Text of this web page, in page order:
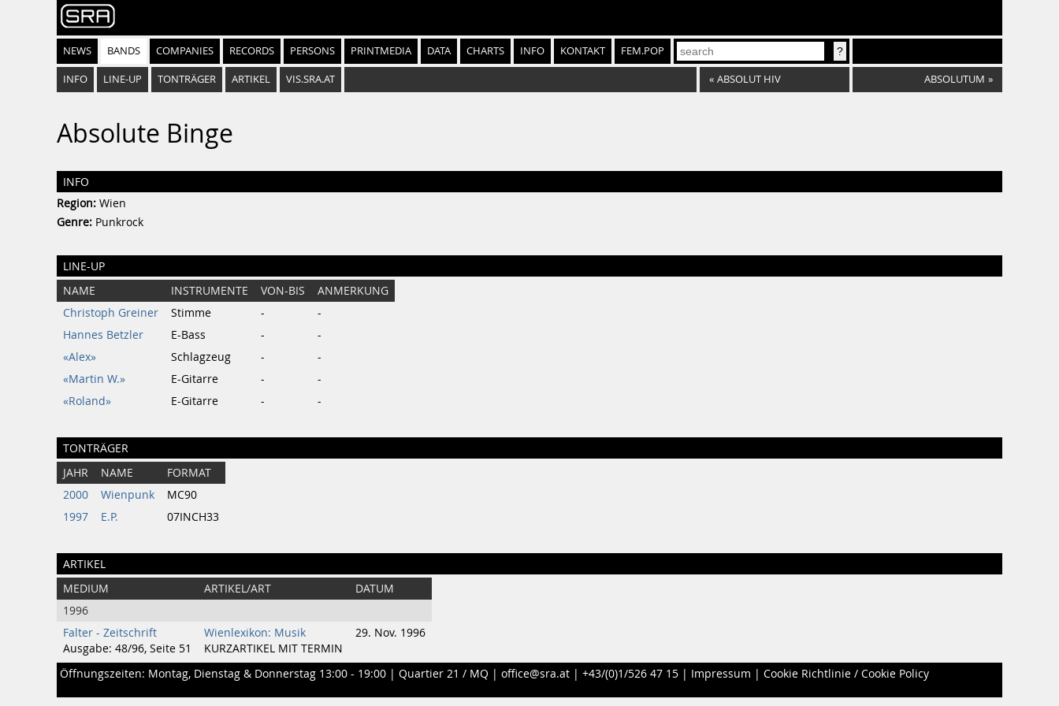
NEWS BANDS COMPANIES RECORDS PERSONS PRINTMEDIA DATA CHARTS INFO KONTAKT FEM.POP
INFO LINE-UP TONTRÄGER ARTIKEL VIS.SRA.AT « ABSOLUT HIV ABSOLUTUM »
Absolute Binge
INFO
Region: Wien
Genre: Punkrock
LINE-UP
NAME INSTRUMENTE VON-BIS
ANMERKUNG
Christoph Greiner
Stimme -
-
Hannes Betzler
E-Bass -
-
«Alex»
Schlagzeug -
-
«Martin W.»
E-Gitarre -
-
«Roland»
E-Gitarre - -
TONTRÄGER
JAHR NAME
FORMAT
2000
Wienpunk
MC90
1997
E.P. 07INCH33
ARTIKEL
MEDIUM ARTIKEL/ART
DATUM
1996
Falter - Zeitschrift
Ausgabe: 48/96, Seite 51
Wienlexikon: Musik
KURZARTIKEL MIT TERMIN
29. Nov. 1996
Öffnungszeiten: Montag, Dienstag & Donnerstag 13:00 - 19:00 | Quartier 21 / MQ | office@sra.at | +43/(0)1/526 47 15 | Impressum | Cookie Richtlinie / Cookie Policy